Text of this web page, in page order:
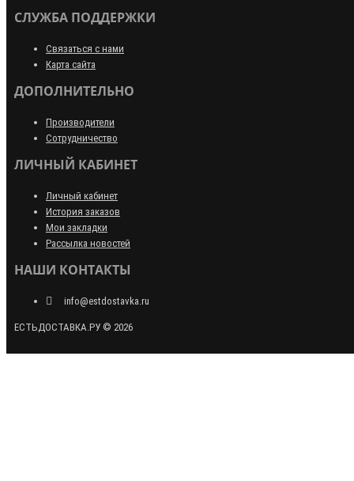
СЛУЖБА ПОДДЕРЖКИ
Связаться с нами
Карта сайта
ДОПОЛНИТЕЛЬНО
Производители
Сотрудничество
ЛИЧНЫЙ КАБИНЕТ
Личный кабинет
История заказов
Мои закладки
Рассылка новостей
НАШИ КОНТАКТЫ
info@estdostavka.ru
ЕСТЬДОСТАВКА.РУ © 2026